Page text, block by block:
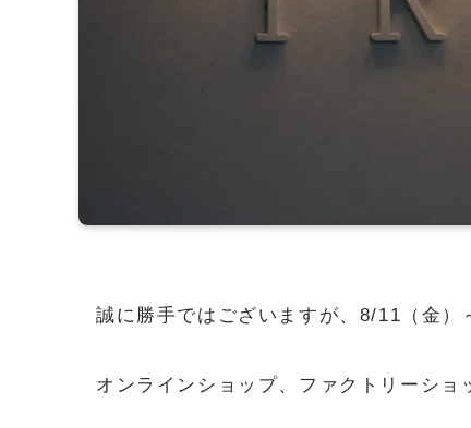
誠に勝手ではございますが、8/11（金）
オンラインショップ、ファクトリーショ